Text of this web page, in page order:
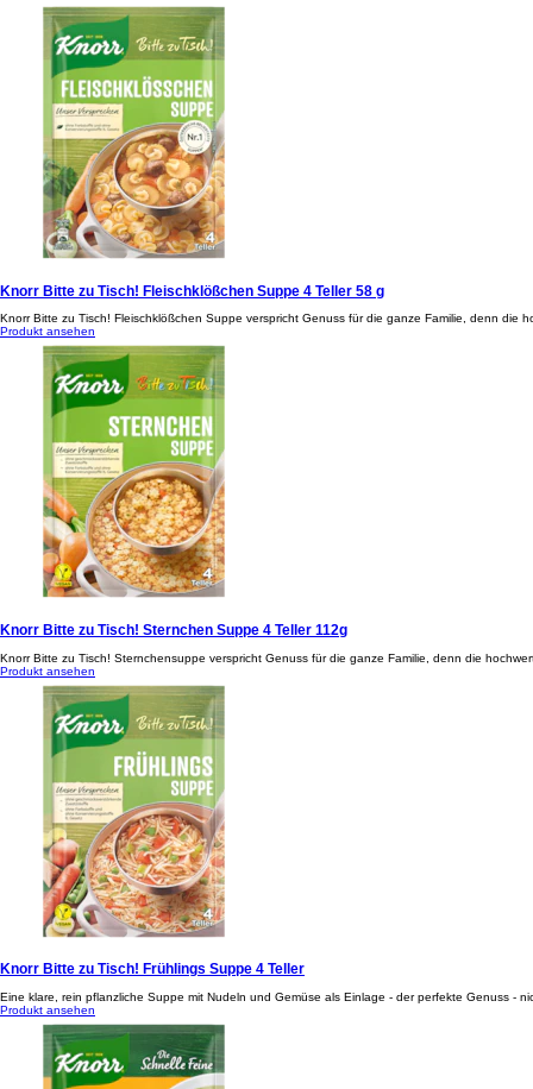
Knorr Bitte zu Tisch! Fleischklößchen Suppe 4 Teller 58 g
Knorr Bitte zu Tisch! Fleischklößchen Suppe verspricht Genuss für die ganze Familie, denn
Produkt ansehen
Knorr Bitte zu Tisch! Sternchen Suppe 4 Teller 112g
Knorr Bitte zu Tisch! Sternchensuppe verspricht Genuss für die ganze Familie, denn die
Produkt ansehen
Knorr Bitte zu Tisch! Frühlings Suppe 4 Teller
Eine klare, rein pflanzliche Suppe mit Nudeln und Gemüse als Einlage - der perfekte Genuss -
Produkt ansehen